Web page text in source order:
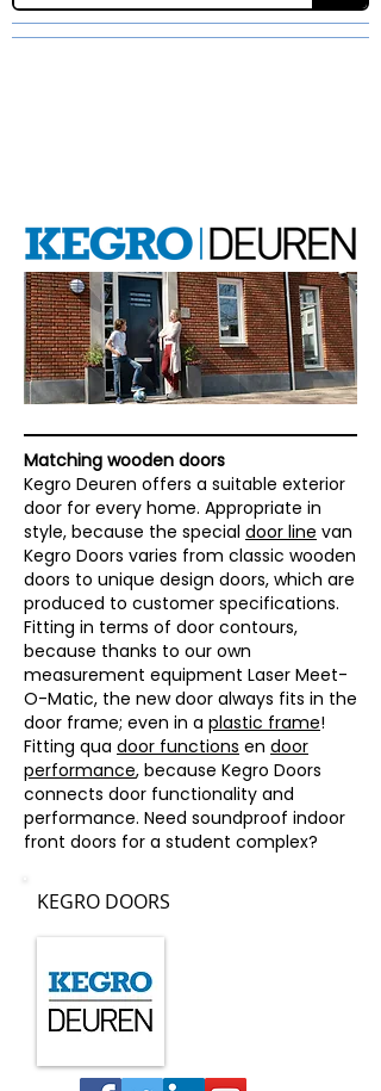
Matching wooden doors
Kegro Deuren offers a suitable exterior
door for every home. Appropriate in
style, because the special door line van
Kegro Doors varies from classic wooden
doors to unique design doors, which are
produced to customer specifications.
Fitting in terms of door contours,
because thanks to our own
measurement equipment Laser Meet-
O-Matic, the new door always fits in the
door frame; even in a plastic frame!
Fitting qua door functions en door
performance, because Kegro Doors
connects door functionality and
performance. Need soundproof indoor
front doors for a student complex?
KEGRO DOORS